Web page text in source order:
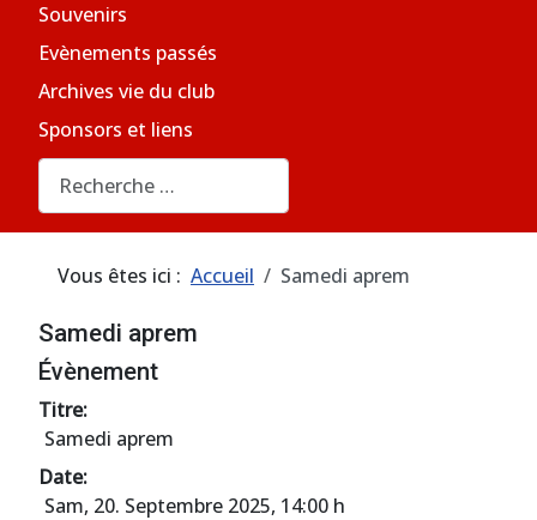
Souvenirs
Evènements passés
Archives vie du club
Sponsors et liens
Rechercher
Vous êtes ici : Accueil Samedi aprem
Samedi aprem
Évènement
Titre:
Samedi aprem
Date:
Sam, 20. Septembre 2025, 14:00 h